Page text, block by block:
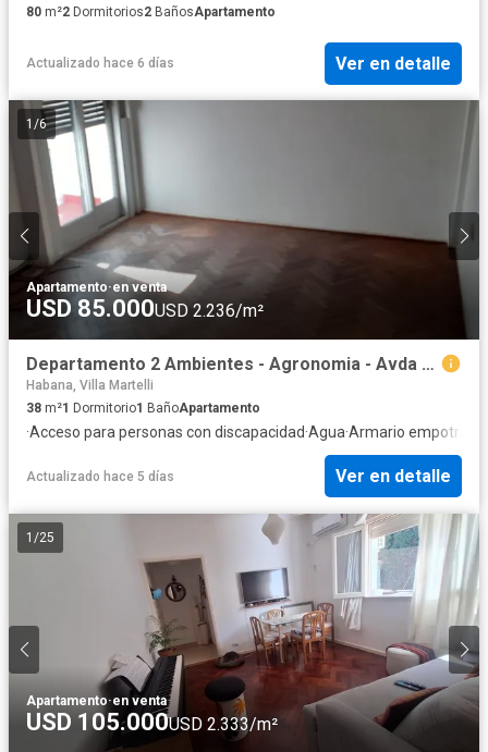
80 m²2 Dormitorios2 BañosApartamento
Actualizado hace 6 días Ver en detalle
1 /6
Apartamento·en venta
USD 85.000USD 2.236/m²
Departamento 2 Ambientes - Agronomia - Avda Nazca 3575 - Piso 1ero
Habana, Villa Martelli
38 m²1 Dormitorio1 BañoApartamento
·Acceso para personas con discapacidad·Agua·Armario empotrado
Actualizado hace 5 días Ver en detalle
1 /25
Apartamento·en venta
USD 105.000USD 2.333/m²